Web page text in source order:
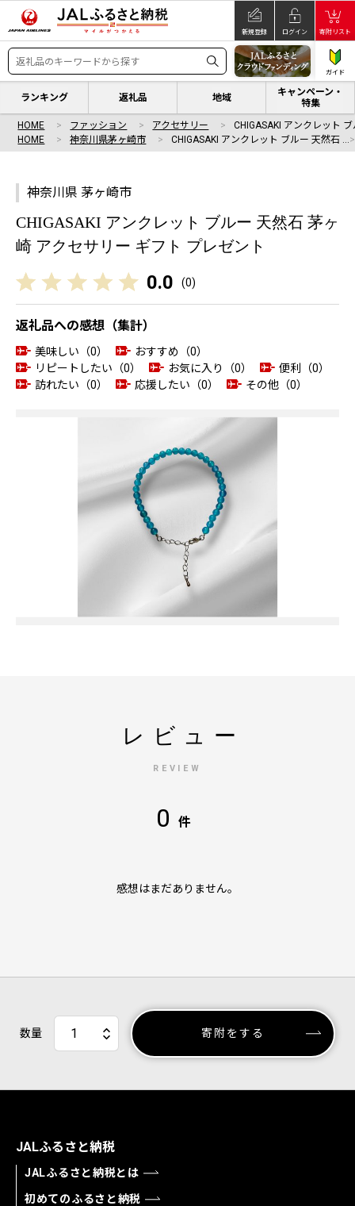
新規登録 ログイン 寄附リスト
ガイド
ランキング 返礼品 地域
キャンペーン・
特集
HOME ファッション アクセサリー
CHIGASAKI アンクレット
HOME
神奈川県茅ヶ崎市 CHIGASAKI アンクレット ブルー 天然石 …
神奈川県 茅ヶ崎市
CHIGASAKI アンクレット ブルー 天然石 茅ヶ
崎 アクセサリー ギフト プレゼント
0.0 (0)
返礼品への感想（集計）
美味しい（0）
おすすめ（0）
リピートしたい（0）
お気に入り（0）
便利（0）
訪れたい（0）
応援したい（0） その他（0）
レビュー
REVIEW
0 件
感想はまだありません。
数量 寄附をする
JALふるさと納税
JALふるさと納税とは
初めてのふるさと納税